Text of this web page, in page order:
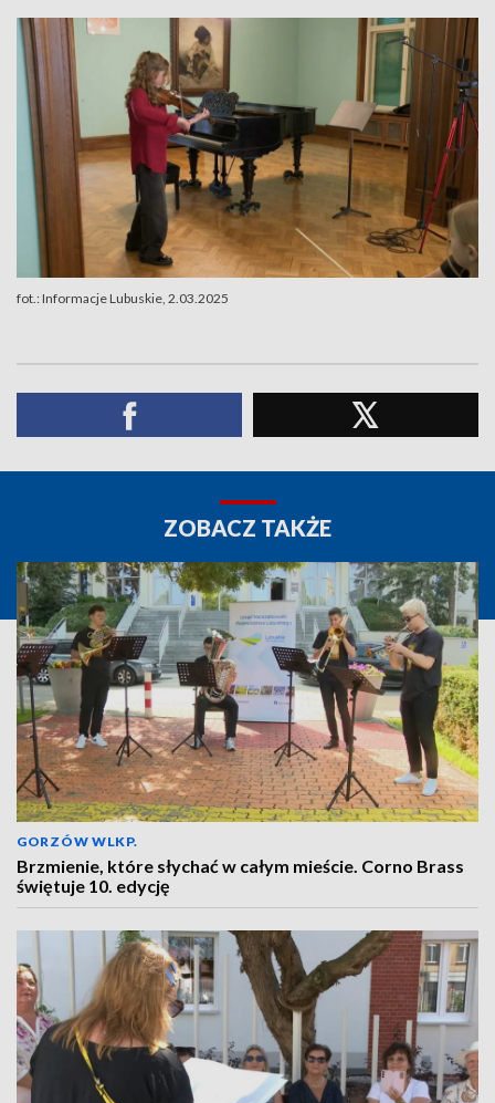
fot.: Informacje Lubuskie, 2.03.2025
ZOBACZ TAKŻE
GORZÓW WLKP.
Brzmienie, które słychać w całym mieście. Corno Brass
świętuje 10. edycję